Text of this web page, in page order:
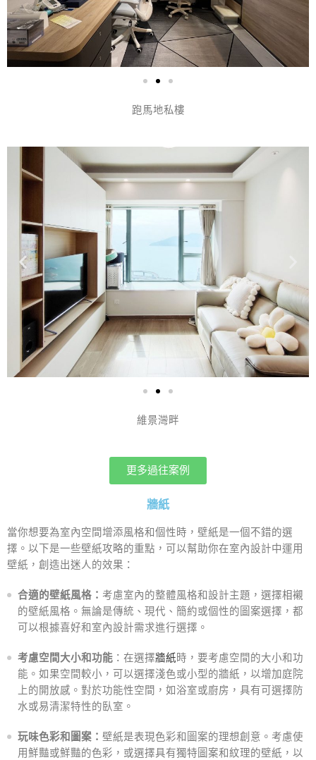
跑馬地私樓
維景灣畔
更多過往案例
牆紙
當你想要為室內空間增添風格和個性時，壁紙是一個不錯的選
擇。以下是一些壁紙攻略的重點，可以幫助你在室內設計中運用
壁紙，創造出迷人的效果：
合適的壁紙風格： 考慮室內的整體風格和設計主題，選擇相襯
的壁紙風格。無論是傳統、現代、簡約或個性的圖案選擇，都
可以根據喜好和室內設計需求進行選擇。
考慮空間大小和功能 ：在選擇牆紙時，要考慮空間的大小和功
能。如果空間較小，可以選擇淺色或小型的牆紙，以增加庭院
上的開放感。對於功能性空間，如浴室或廚房，具有可選擇防
水或易清潔特性的臥室。
玩味色彩和圖案： 壁紙是表現色彩和圖案的理想創意。考慮使
用鮮豔或鮮豔的色彩，或選擇具有獨特圖案和紋理的壁紙，以